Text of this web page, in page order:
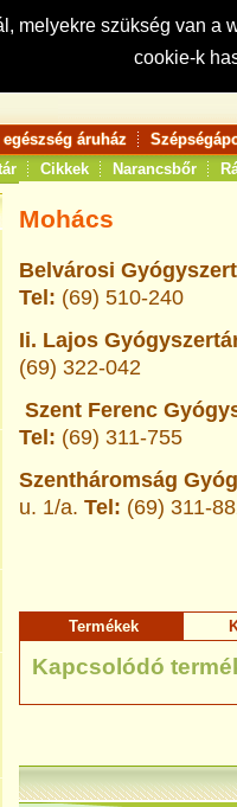
melyekre szükség van
cookie-k
Keresés:
áruház
Cikkek Narancsbőr
Mohács
Belvárosi
Tel: (69) 510-240
Ii. Lajos
(69) 322-042
Szent Ferenc
Tel: (69) 311-755
Szentháromság
u. 1/a. Tel: (69) 311-
Termékek
Kapcsolódó